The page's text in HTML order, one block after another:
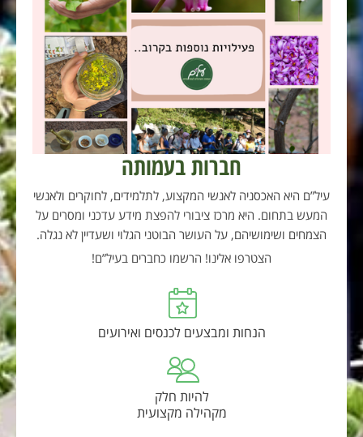
חברות בעמותה
עיל”ם היא האכסניה לאנשי המקצוע, לתלמידים, לחוקרים ולאנשי
המעש בתחום. היא מרכז ציבורי להפצת מידע עדכני ומסרים על
הצמחים ושימושיהם, על העושר הבוטני הגלוי ושעדיין לא נגלה.
הצטרפו אלינו! הרשמו כחברים בעיל”ם!
הנחות ומבצעים לכנסים ואירועים
להיות חלק
מקהילה מקצועית